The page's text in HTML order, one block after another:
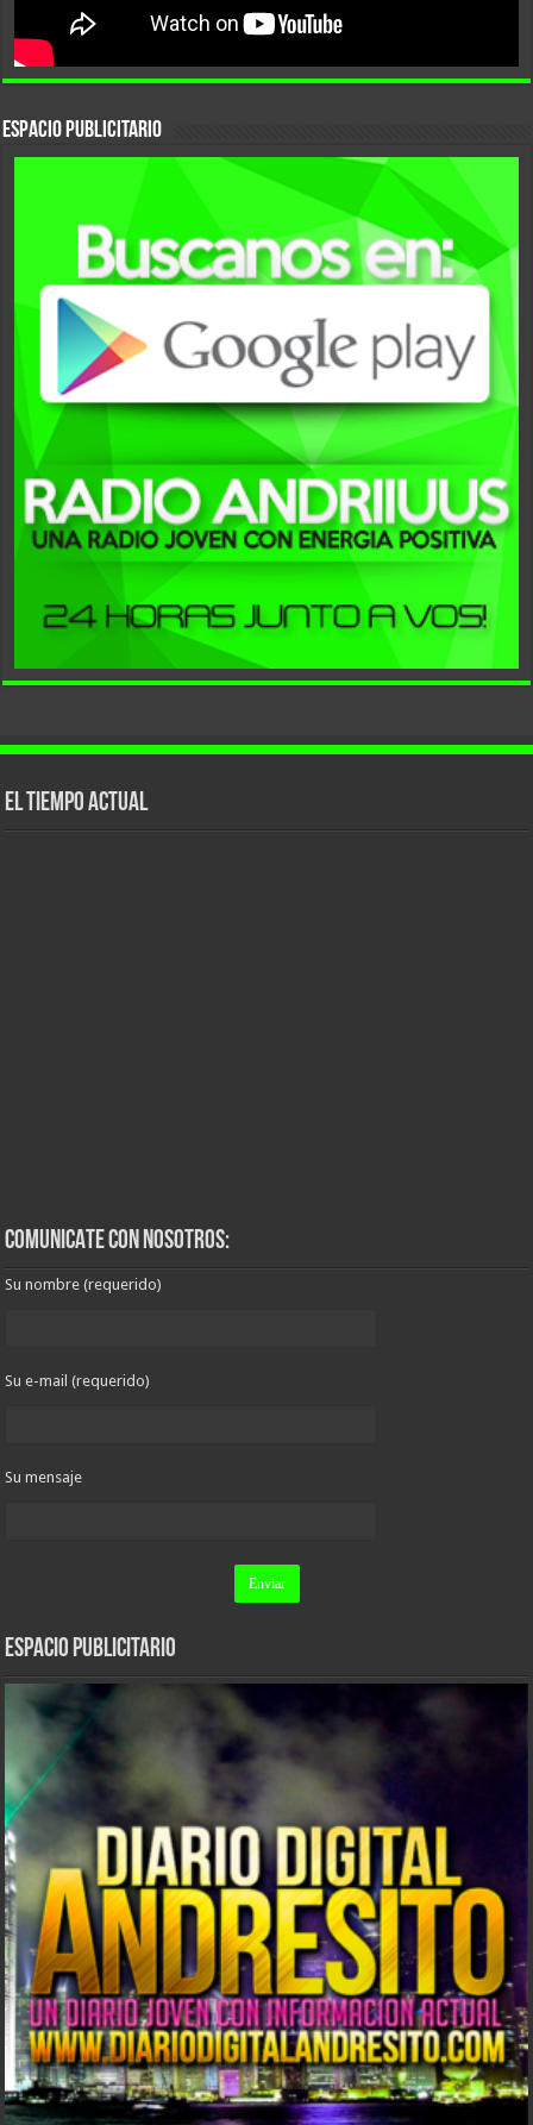
ESPACIO PUBLICITARIO
El tiempo actual
COMUNICATE CON NOSOTROS:
Su nombre (requerido)
Su e-mail (requerido)
Su mensaje
ESPACIO PUBLICITARIO